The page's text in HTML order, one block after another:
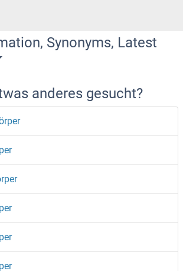
Synonyms, Latest
anderes gesucht?